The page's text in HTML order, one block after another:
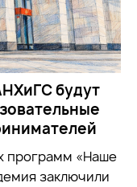
будут
программ «Наше
заключили